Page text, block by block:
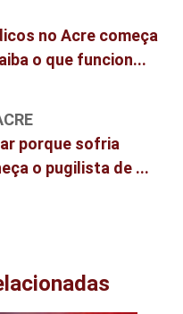
no Acre começa
o que funcion...
porque sofria
o pugilista de ...